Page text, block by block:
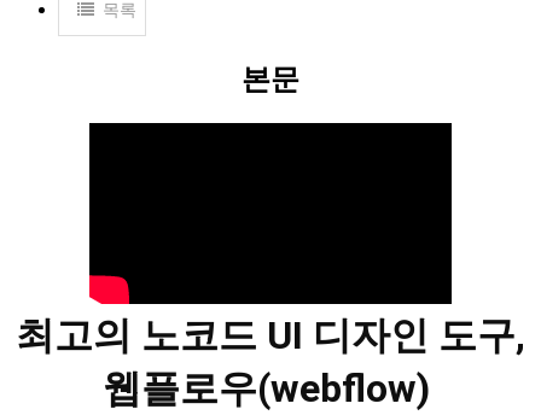
목록
본문
최고의 노코드 UI 디자인 도구,
웹플로우(webflow)